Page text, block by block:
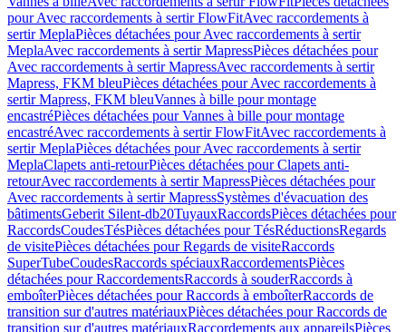
pour Avec raccordements à sertir FlowFitAvec raccordements à
sertir MeplaPièces détachées pour Avec raccordements à sertir
MeplaAvec raccordements à sertir MapressPièces détachées pour
Avec raccordements à sertir MapressAvec raccordements à sertir
Mapress, FKM bleuPièces détachées pour Avec raccordements à
sertir Mapress, FKM bleuVannes à bille pour montage
encastréPièces détachées pour Vannes à bille pour montage
encastréAvec raccordements à sertir FlowFitAvec raccordements à
sertir MeplaPièces détachées pour Avec raccordements à sertir
MeplaClapets anti-retourPièces détachées pour Clapets anti-
retourAvec raccordements à sertir MapressPièces détachées pour
Avec raccordements à sertir MapressSystèmes d'évacuation des
bâtimentsGeberit Silent-db20TuyauxRaccordsPièces détachées pour
RaccordsCoudesTésPièces détachées pour TésRéductionsRegards
de visitePièces détachées pour Regards de visiteRaccords
SuperTubeCoudesRaccords spéciauxRaccordementsPièces
détachées pour RaccordementsRaccords à souderRaccords à
emboîterPièces détachées pour Raccords à emboîterRaccords de
transition sur d'autres matériauxPièces détachées pour Raccords de
transition sur d'autres matériauxRaccordements aux appareilsPièces